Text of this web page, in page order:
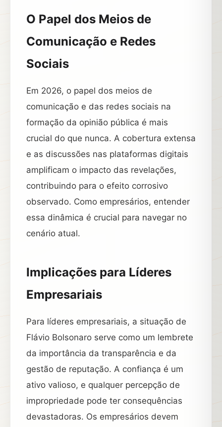
O Papel dos Meios de
Comunicação e Redes
Sociais
Em 2026, o papel dos meios de
comunicação e das redes sociais na
formação da opinião pública é mais
crucial do que nunca. A cobertura extensa
e as discussões nas plataformas digitais
amplificam o impacto das revelações,
contribuindo para o efeito corrosivo
observado. Como empresários, entender
essa dinâmica é crucial para navegar no
cenário atual.
Implicações para Líderes
Empresariais
Para líderes empresariais, a situação de
Flávio Bolsonaro serve como um lembrete
da importância da transparência e da
gestão de reputação. A confiança é um
ativo valioso, e qualquer percepção de
impropriedade pode ter consequências
devastadoras. Os empresários devem